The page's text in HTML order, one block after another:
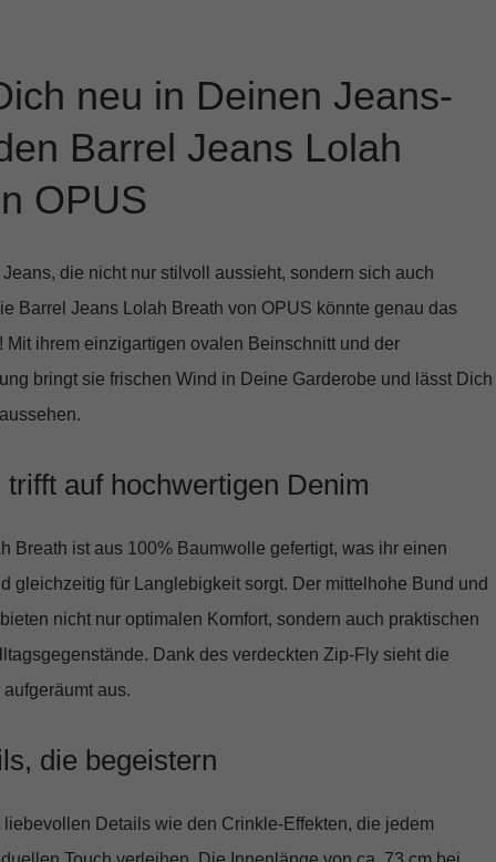
neu in Deinen Jeans-
Barrel Jeans Lolah
OPUS
die nicht nur stilvoll aussieht, sondern sich auch
Barrel Jeans Lolah Breath von OPUS könnte genau das
Mit ihrem einzigartigen ovalen Beinschnitt und der
bringt sie frischen Wind in Deine Garderobe und lässt Dich
auf hochwertigen Denim
Breath ist aus 100% Baumwolle gefertigt, was ihr einen
gleichzeitig für Langlebigkeit sorgt. Der mittelhohe Bund und
nicht nur optimalen Komfort, sondern auch praktischen
Dank des verdeckten Zip-Fly sieht die
aus.
die begeistern
liebevollen Details wie den Crinkle-Effekten, die jedem